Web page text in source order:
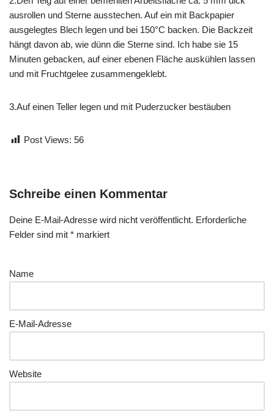
ausrollen und Sterne ausstechen. Auf ein mit Backpapier
ausgelegtes Blech legen und bei 150°C backen. Die Backzeit
hängt davon ab, wie dünn die Sterne sind. Ich habe sie 15
Minuten gebacken, auf einer ebenen Fläche auskühlen lassen
und mit Fruchtgelee zusammengeklebt.
3.Auf einen Teller legen und mit Puderzucker bestäuben
Post Views: 56
Schreibe einen Kommentar
Deine E-Mail-Adresse wird nicht veröffentlicht. Erforderliche
Felder sind mit * markiert
Name
E-Mail-Adresse
Website